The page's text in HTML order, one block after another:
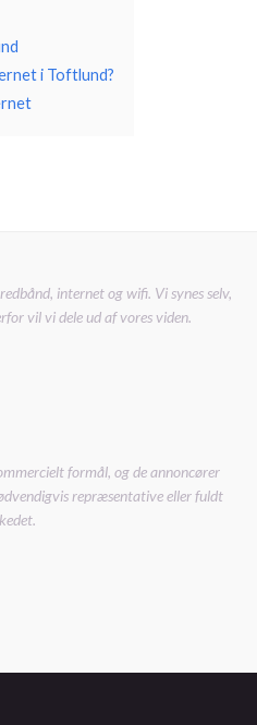
i Toftlund?
internet og wifi. Vi synes selv,
vil vi dele ud af vores viden.
formål, og de annoncører
repræsentative eller fuldt